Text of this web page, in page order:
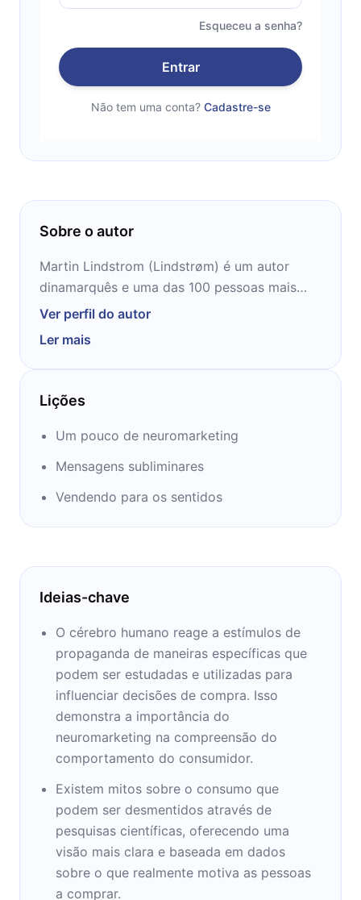
Esqueceu a senha?
Entrar
Não tem uma conta? Cadastre-se
Sobre o autor
Martin Lindstrom (Lindstrøm) é um autor
dinamarquês e uma das 100 pessoas mais
influentes do mundo segundo a revista TIME.
consumo (Buyology): Verdades e mentiras
sobre por que compramos, seu primeiro livro
orientado aos consumidores, no qual
Lindstrom realizou um experimento de
marketing – inspirado no filme de 2009, Amor
influência social nas decisões de compra.
sobre marcas e comportamento do
presidente do Board of Buyology Inc. e
Diretor da Brand Sense Agency.
Ver perfil do autor
Ler mais
Lições
Um pouco de neuromarketing
Mensagens subliminares
Vendendo para os sentidos
Ideias-chave
O cérebro humano reage a estímulos de
propaganda de maneiras específicas que
podem ser estudadas e utilizadas para
influenciar decisões de compra. Isso
demonstra a importância do
neuromarketing na compreensão do
comportamento do consumidor.
Existem mitos sobre o consumo que
podem ser desmentidos através de
pesquisas científicas, oferecendo uma
visão mais clara e baseada em dados
sobre o que realmente motiva as pessoas
a comprar.